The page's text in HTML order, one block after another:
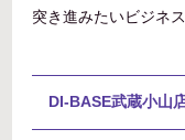
突き進みたいビジネ
DI-BASE武蔵小山